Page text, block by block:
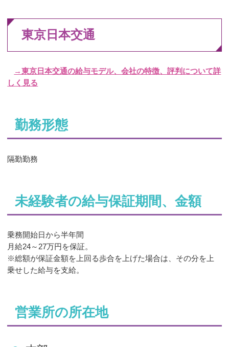
東京日本交通
→東京日本交通の給与モデル、会社の特徴、評判について詳
しく見る
勤務形態
隔勤勤務
未経験者の給与保証期間、金額
乗務開始日から半年間
月給24～27万円を保証。
※総額が保証金額を上回る歩合を上げた場合は、その分を上
乗せした給与を支給。
営業所の所在地